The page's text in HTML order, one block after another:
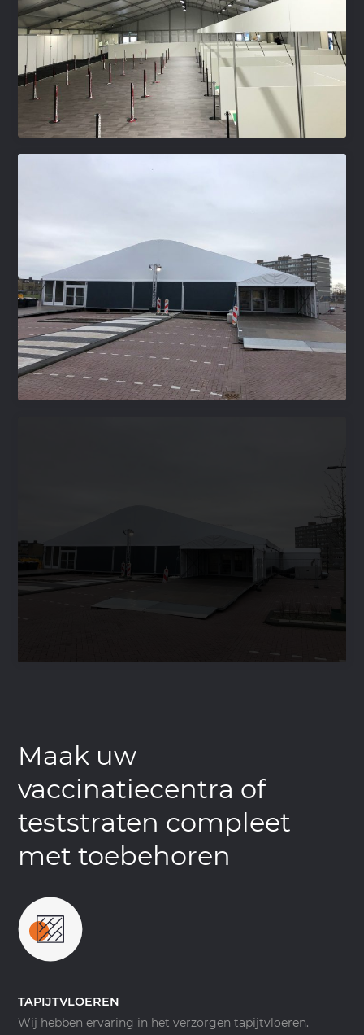
Maak uw
vaccinatiecentra of
teststraten compleet
met toebehoren
TAPIJTVLOEREN
Wij hebben ervaring in het verzorgen tapijtvloeren.